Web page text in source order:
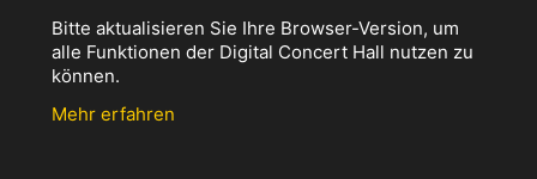
Bitte aktualisieren Sie Ihre Browser-Version, um
alle Funktionen der Digital Concert Hall nutzen zu
können.
Mehr erfahren